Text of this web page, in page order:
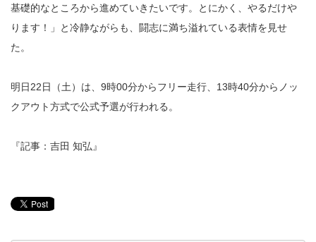
基礎的なところから進めていきたいです。とにかく、やるだけや
ります！」と冷静ながらも、闘志に満ち溢れている表情を見せ
た。
明日22日（土）は、9時00分からフリー走行、13時40分からノッ
クアウト方式で公式予選が行われる。
『記事：吉田 知弘』